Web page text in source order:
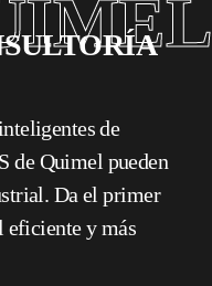
de
de Quimel pueden
Da el primer
eficiente y más